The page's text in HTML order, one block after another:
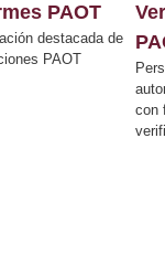
PAOT
destacada de
PAOT
con